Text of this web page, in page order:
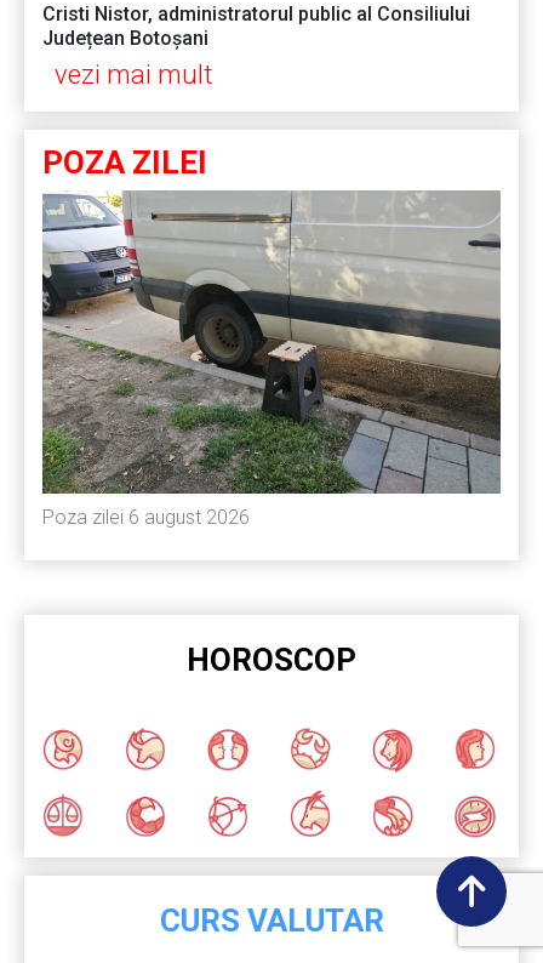
Cristi Nistor, administratorul public al Consiliului
Județean Botoșani
vezi mai mult
POZA ZILEI
Poza zilei 6 august 2026
HOROSCOP
CURS VALUTAR